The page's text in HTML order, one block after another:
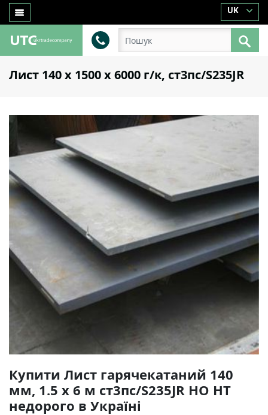
UK
Лист 140 х 1500 х 6000 г/к, ст3пс/S235JR
Купити Лист гарячекатаний 140
мм, 1.5 х 6 м ст3пс/S235JR НО НТ
недорого в Україні